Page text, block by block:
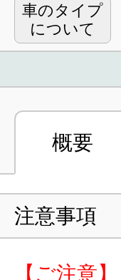
車のタイプ
について
概要
注意事項
【ご注意】